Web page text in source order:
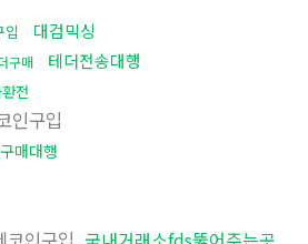
입 대검믹싱
구매 테더전송대행
전
인구입
매대행